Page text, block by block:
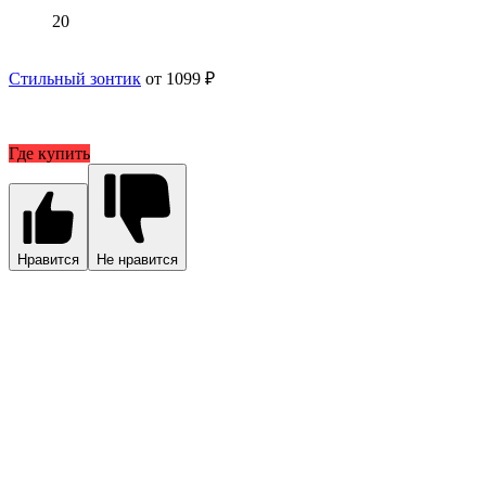
20
Стильный зонтик от 1099 ₽
Где купить
Нравится Не нравится